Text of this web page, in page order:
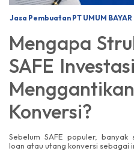
Jasa Pembuatan PT UMUM
Mengapa
SAFE
Konversi?
Sebelum SAFE populer,
loan atau utang konversi sebagai